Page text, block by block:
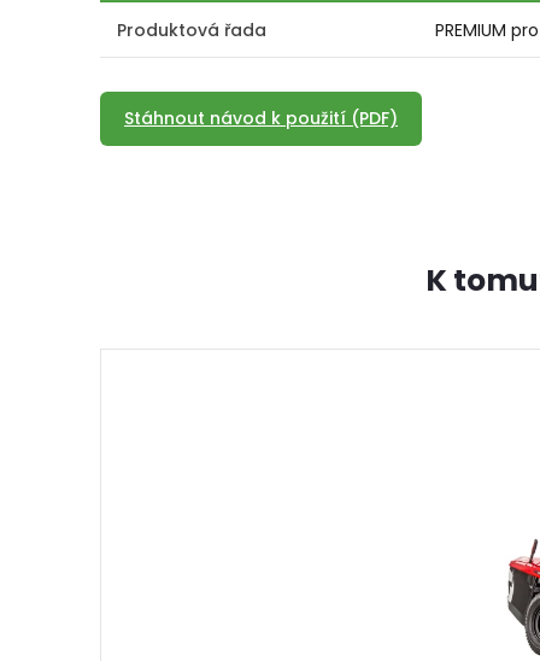
Produktová řada PREMIUM pro
Stáhnout návod k použití (PDF)
K